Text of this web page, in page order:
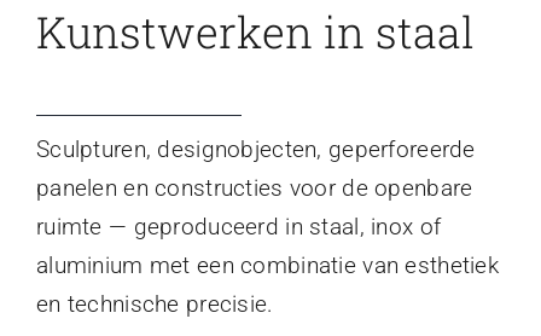
Kunstwerken in staal
Sculpturen, designobjecten, geperforeerde
panelen en constructies voor de openbare
ruimte — geproduceerd in staal, inox of
aluminium met een combinatie van esthetiek
en technische precisie.